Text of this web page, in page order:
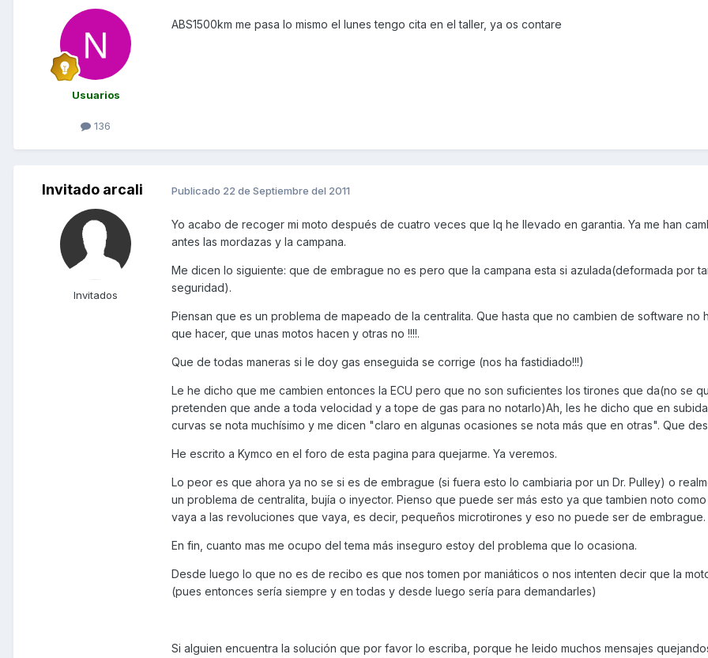
Usuarios
136
ABS1500km me pasa lo mismo el lunes tengo cita en el taller, ya os contare
Invitado arcali
Invitados
Publicado 22 de Septiembre del 2011
Yo acabo de recoger mi moto después de cuatro veces que lq he llevado en garantia. Ya me han
antes las mordazas y la campana.
Me dicen lo siguiente: que de embrague no es pero que la campana esta si azulada(deformada por
seguridad).
Piensan que es un problema de mapeado de la centralita. Que hasta que no cambien de software no
que hacer, que unas motos hacen y otras no !!!!.
Que de todas maneras si le doy gas enseguida se corrige (nos ha fastidiado!!!)
Le he dicho que me cambien entonces la ECU pero que no son suficientes los tirones que da(no se
pretenden que ande a toda velocidad y a tope de gas para no notarlo)Ah, les he dicho que en
curvas se nota muchísimo y me dicen "claro en algunas ocasiones se nota más que en otras". Que
He escrito a Kymco en el foro de esta pagina para quejarme. Ya veremos.
Lo peor es que ahora ya no se si es de embrague (si fuera esto lo cambiaria por un Dr. Pulley) o
un problema de centralita, bujía o inyector. Pienso que puede ser más esto ya que tambien noto
vaya a las revoluciones que vaya, es decir, pequeños microtirones y eso no puede ser de embrague.
En fin, cuanto mas me ocupo del tema más inseguro estoy del problema que lo ocasiona.
Desde luego lo que no es de recibo es que nos tomen por maniáticos o nos intenten decir que la
(pues entonces sería siempre y en todas y desde luego sería para demandarles)
Si alguien encuentra la solución que por favor lo escriba, porque he leido muchos mensajes